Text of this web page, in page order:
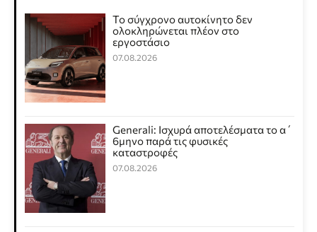
Το σύγχρονο αυτοκίνητο δεν
ολοκληρώνεται πλέον στο
εργοστάσιο
07.08.2026
Generali: Ισχυρά αποτελέσματα το α΄
6μηνο παρά τις φυσικές
καταστροφές
07.08.2026